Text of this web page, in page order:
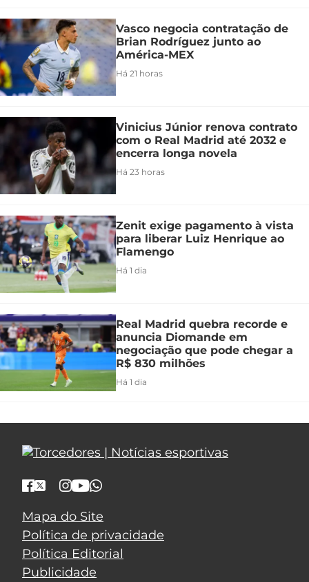
Vasco negocia contratação de
Brian Rodríguez junto ao
América-MEX
Há 21 horas
Vinicius Júnior renova contrato
com o Real Madrid até 2032 e
encerra longa novela
Há 23 horas
Zenit exige pagamento à vista
para liberar Luiz Henrique ao
Flamengo
Há 1 dia
Real Madrid quebra recorde e
anuncia Diomande em
negociação que pode chegar a
R$ 830 milhões
Há 1 dia
Mapa do Site
Política de privacidade
Política Editorial
Publicidade